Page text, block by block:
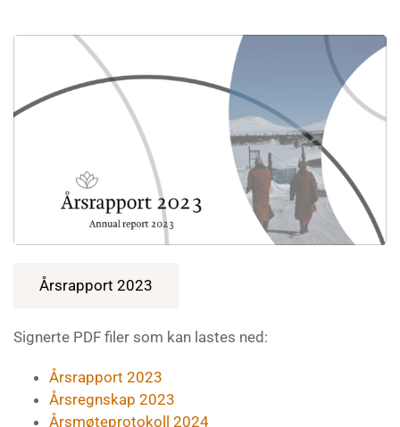
Årsrapport 2023
Signerte PDF filer som kan lastes ned:
Årsrapport 2023
Årsregnskap 2023
Årsmøteprotokoll 2024